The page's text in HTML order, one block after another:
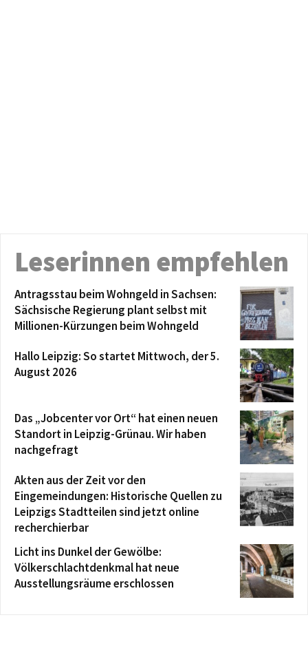
Leserinnen empfehlen
Antragsstau beim Wohngeld in Sachsen:
Sächsische Regierung plant selbst mit
Millionen-Kürzungen beim Wohngeld
Hallo Leipzig: So startet Mittwoch, der 5.
August 2026
Das „Jobcenter vor Ort“ hat einen neuen
Standort in Leipzig-Grünau. Wir haben
nachgefragt
Akten aus der Zeit vor den
Eingemeindungen: Historische Quellen zu
Leipzigs Stadtteilen sind jetzt online
recherchierbar
Licht ins Dunkel der Gewölbe:
Völkerschlachtdenkmal hat neue
Ausstellungsräume erschlossen